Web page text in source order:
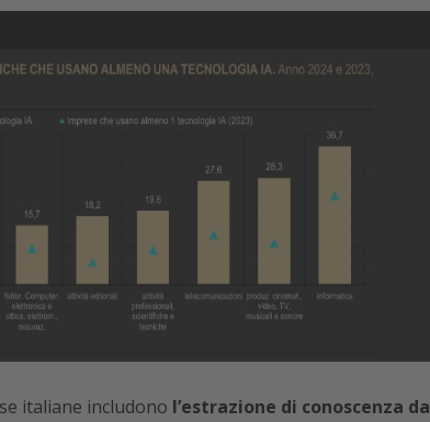
italiane includono l’estrazione di conoscenza da